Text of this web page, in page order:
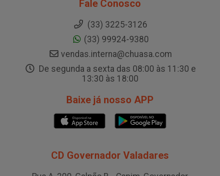
Fale Conosco
(33) 3225-3126
(33) 99924-9380
vendas.interna@chuasa.com
De segunda a sexta das 08:00 às 11:30 e
13:30 às 18:00
Baixe já nosso APP
CD Governador Valadares